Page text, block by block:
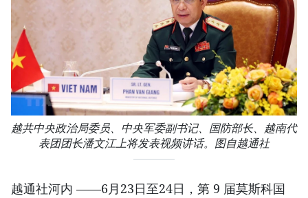
越共中央政治局委员、中央军委副书记、国防部长、越南代
表团团长潘文江上将发表视频讲话。图自越通社
越通社河内 ——6月23日至24日，第 9 届莫斯科国